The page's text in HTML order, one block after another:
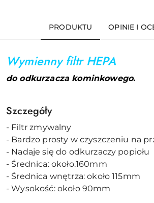
PRODUKTU OPINIE I
Wymienny filtr HEPA
do odkurzacza kominkowego.
Szczegóły
- Filtr zmywalny
- Bardzo prosty w czyszczeniu na
- Nadaje się do odkurzaczy popiołu
- Średnica: około.160mm
- Średnica wnętrza: około 115mm
- Wysokość: około 90mm